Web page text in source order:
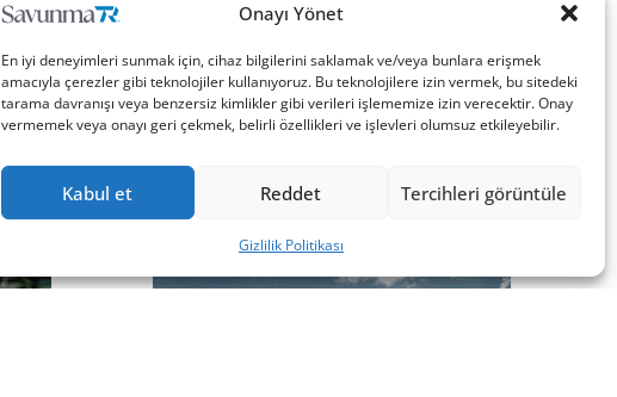
Onayı Yönet
En iyi deneyimleri sunmak için, cihaz bilgilerini saklamak ve/veya bunlara erişmek
amacıyla çerezler gibi teknolojiler kullanıyoruz. Bu teknolojilere izin vermek, bu sitedeki
tarama davranışı veya benzersiz kimlikler gibi verileri işlememize izin verecektir. Onay
vermemek veya onayı geri çekmek, belirli özellikleri ve işlevleri olumsuz etkileyebilir.
Kabul et Reddet Tercihleri görüntüle
Gizlilik Politikası